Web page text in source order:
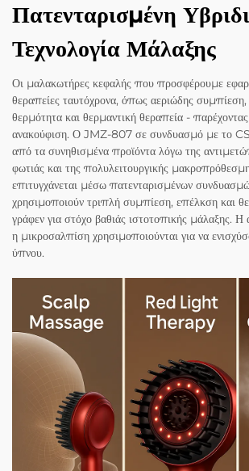
Πατενταρισμένη
Τεχνολογία Μάλαξης
Οι μαλακωτήρες κεφαλής που προσφέρουμε
θεραπείες ταυτόχρονα, όπως αεριώδης συμπίεση,
θερμότητα και θερμαντική θεραπεία -
ανακούφιση. Ο JMZ-807 σε συνδυασμό με το
από τα συνηθισμένα προϊόντα λόγω της
φωτιάς και της πολυλειτουργικής
επιτυγχάνεται μέσω πατενταρισμένων
χρησιμοποιούν τριπλή συμπίεση, επέλκση και
γράφεν για στόχο βαθιάς ιστοτοπικής μάλαξης.
η μικροσαλπίση χρησιμοποιούνται για να
ύπνου.